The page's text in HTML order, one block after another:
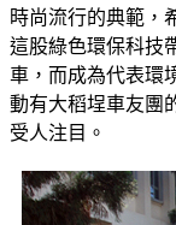
時尚流行的典範，
這股綠色環保科技
車，而成為代表環
動有大稻埕車友團
受人注目。